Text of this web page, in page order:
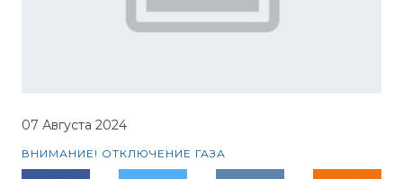
07 Августа 2024
ВНИМАНИЕ! ОТКЛЮЧЕНИЕ ГАЗА